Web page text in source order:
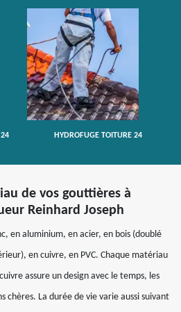
HYDROFUGE TOITURE 24
de vos gouttières à
Reinhard Joseph
en aluminium, en acier, en bois (doublé
en cuivre, en PVC. Chaque matériau
assure un design avec le temps, les
chères. La durée de vie varie aussi suivant